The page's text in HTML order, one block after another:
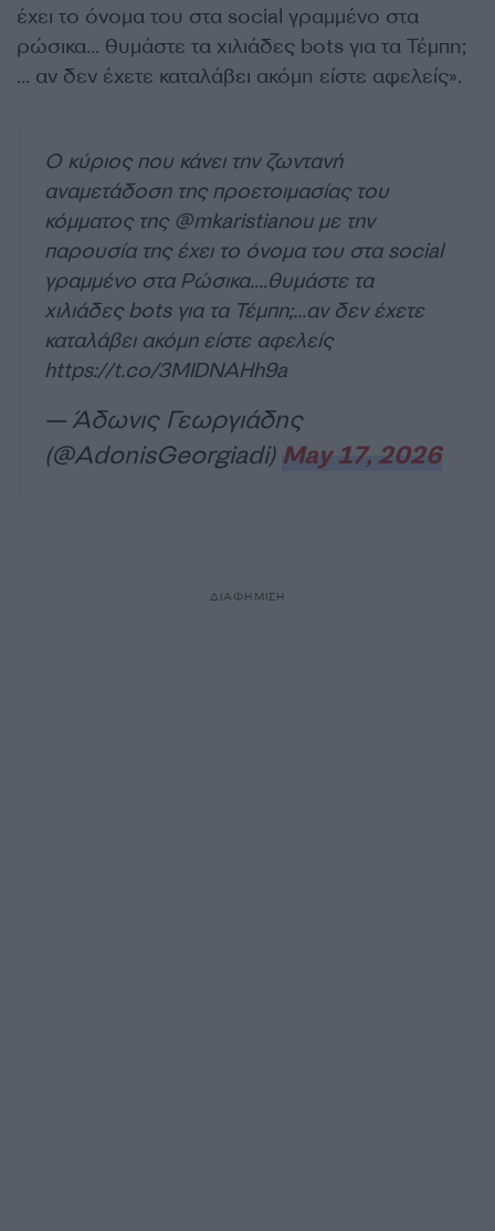
έχει το όνομα του στα social γραμμένο στα
ρώσικα… θυμάστε τα χιλιάδες bots για τα Τέμπη;
… αν δεν έχετε καταλάβει ακόμη είστε αφελείς».
Ο κύριος που κάνει την ζωντανή
αναμετάδοση της προετοιμασίας του
κόμματος της @mkaristianouμε την
παρουσία της έχει το όνομα του στα social
γραμμένο στα Ρώσικα….θυμάστε τα
χιλιάδες bots για τα Τέμπη;…αν δεν έχετε
καταλάβει ακόμη είστε αφελείς
https://t.co/3MIDNAHh9a
— Άδωνις Γεωργιάδης
(@AdonisGeorgiadi) May 17, 2026
ΔΙΑΦΗΜΙΣΗ